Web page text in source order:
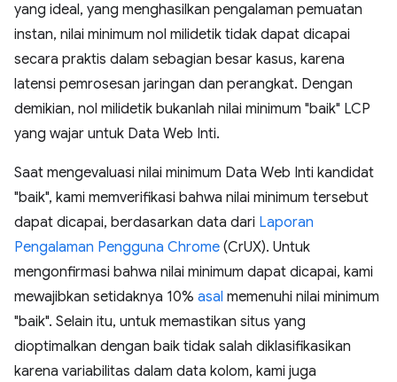
yang ideal, yang menghasilkan pengalaman pemuatan
instan, nilai minimum nol milidetik tidak dapat dicapai
secara praktis dalam sebagian besar kasus, karena
latensi pemrosesan jaringan dan perangkat. Dengan
demikian, nol milidetik bukanlah nilai minimum "baik" LCP
yang wajar untuk Data Web Inti.
Saat mengevaluasi nilai minimum Data Web Inti kandidat
"baik", kami memverifikasi bahwa nilai minimum tersebut
dapat dicapai, berdasarkan data dari Laporan
Pengalaman Pengguna Chrome (CrUX). Untuk
mengonfirmasi bahwa nilai minimum dapat dicapai, kami
mewajibkan setidaknya 10% asal memenuhi nilai minimum
"baik". Selain itu, untuk memastikan situs yang
dioptimalkan dengan baik tidak salah diklasifikasikan
karena variabilitas dalam data kolom, kami juga